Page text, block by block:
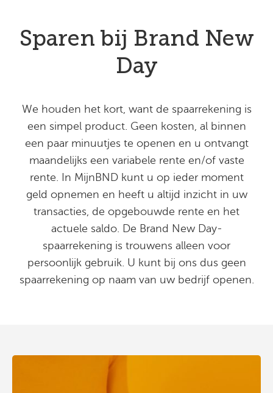
Sparen bij Brand New
Day
We houden het kort, want de spaarrekening is
een simpel product. Geen kosten, al binnen
een paar minuutjes te openen en u ontvangt
maandelijks een variabele rente en/of vaste
rente. In MijnBND kunt u op ieder moment
geld opnemen en heeft u altijd inzicht in uw
transacties, de opgebouwde rente en het
actuele saldo. De Brand New Day-
spaarrekening is trouwens alleen voor
persoonlijk gebruik. U kunt bij ons dus geen
spaarrekening op naam van uw bedrijf openen.